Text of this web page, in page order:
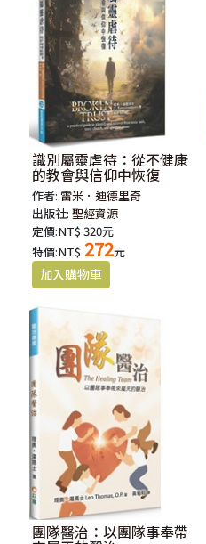
識別屬靈虐待：從不健康
的教會與信仰中恢復
作者: 雷米．迪德里奇
出版社:聖經資源
定價:NT$ 320元
特價:NT$ 272元
團隊醫治：以團隊事奉帶